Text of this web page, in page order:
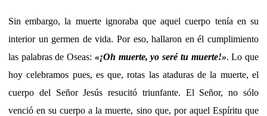
Sin embargo, la muerte ignoraba que aquel cuerpo tenía en su
interior un germen de vida. Por eso, hallaron en él cumplimiento
las palabras de Oseas: «¡Oh muerte, yo seré tu muerte!». Lo que
hoy celebramos pues, es que, rotas las ataduras de la muerte, el
cuerpo del Señor Jesús resucitó triunfante. El Señor, no sólo
venció en su cuerpo a la muerte, sino que, por aquel Espíritu que